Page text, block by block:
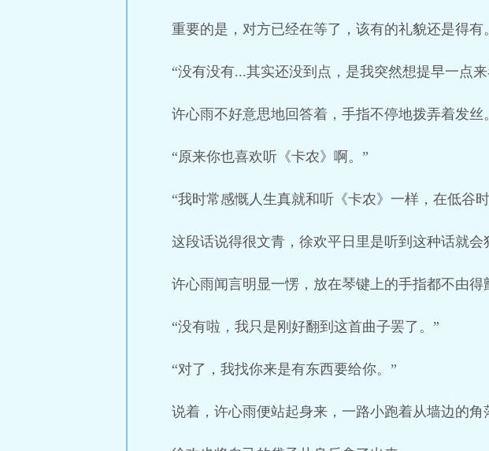
重要的是，对方已经在等了，该有的礼貌还是得有。
“没有没有...其实还没到点，是我突然想提早一点
许心雨不好意思地回答着，手指不停地拨弄着发丝。
“原来你也喜欢听《卡农》啊。”
“我时常感慨人生真就和听《卡农》一样，在低谷
这段话说得很文青，徐欢平日里是听到这种话就
许心雨闻言明显一愣，放在琴键上的手指都不由得
“没有啦，我只是刚好翻到这首曲子罢了。”
“对了，我找你来是有东西要给你。”
说着，许心雨便站起身来，一路小跑着从墙边的角